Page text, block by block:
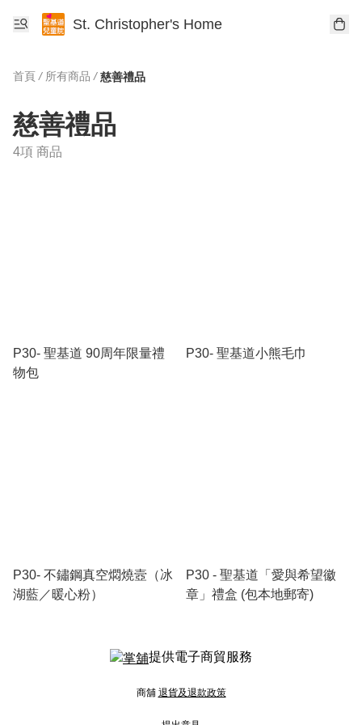
St. Christopher's Home
首頁 / 所有商品 / 慈善禮品
慈善禮品
4項 商品
P30- 聖基道 90周年限量禮
物包
P30- 聖基道小熊毛巾
P30- 不鏽鋼真空燜燒壼（冰
湖藍／暖心粉）
P30 - 聖基道「愛與希望徽
章」禮盒 (包本地郵寄)
提供電子商貿服務
商舖 退貨及退款政策